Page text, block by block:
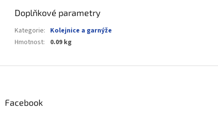
Doplňkové parametry
Kategorie: Kolejnice a garnýže
Hmotnost: 0.09 kg
Facebook